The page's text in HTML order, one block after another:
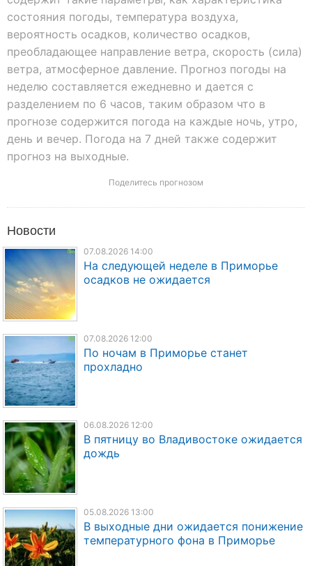
состояния погоды, температура воздуха,
вероятность осадков, количество осадков,
преобладающее направление ветра, скорость (сила)
ветра, атмосферное давление. Прогноз погоды на
неделю составляется ежедневно и дается с
разделением по 6 часов, таким образом что в
прогнозе содержится погода на каждые ночь, утро,
день и вечер. Погода на 7 дней также содержит
прогноз на выходные.
Поделитесь прогнозом
Новости
07.08.2026 14:00
На следующей неделе в Приморье
осадков не ожидается
07.08.2026 12:00
По ночам в Приморье станет
прохладно
06.08.2026 12:00
В пятницу во Владивостоке ожидается
дождь
05.08.2026 13:00
В выходные дни ожидается понижение
температурного фона в Приморье